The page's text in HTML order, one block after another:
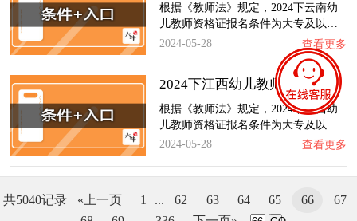
根据《教师法》规定，2024下云南幼
儿教师资格证报名条件为大专及以…
2024-05-28
查看更多
2024下江西幼儿教师资格证报名条件+官网入口…
根据《教师法》规定，2024下江西幼
儿教师资格证报名条件为大专及以…
2024-05-28
查看更多
共5040记录 «上一页 1 ... 62 63 64 65 66
67